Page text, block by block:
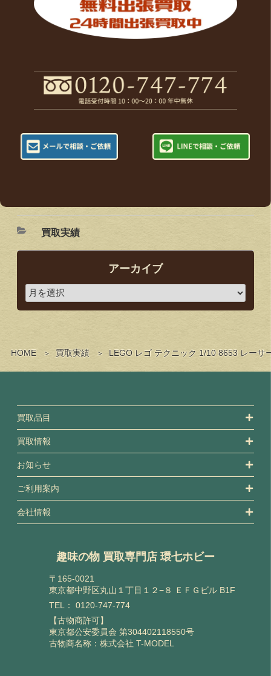
HOME 買取実績 LEGO レゴ テクニック 1/10 8653 レーサ
買取実績
アーカイブ
買取品目
買取情報
お知らせ
ご利用案内
会社情報
趣味の物 買取専門店 環七ホビー
〒165-0021
東京都中野区丸山１丁目１２−８ ＥＦＧビル B1F
TEL： 0120-747-774
【古物商許可】
東京都公安委員会 第304402118550号
古物商名称：株式会社 T-MODEL